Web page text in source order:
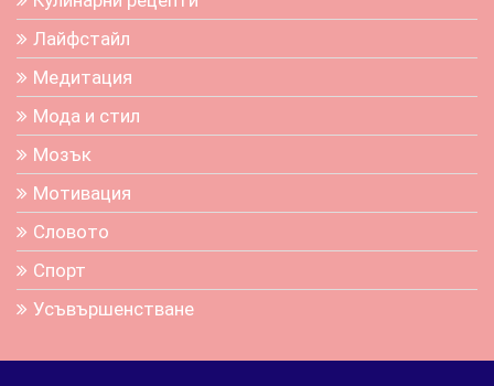
Лайфстайл
Медитация
Мода и стил
Мозък
Мотивация
Словото
Спорт
Усъвършенстване